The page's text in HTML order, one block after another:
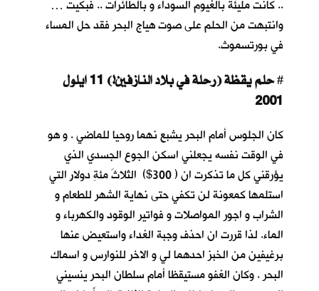
.. كانت مليئة بالغيوم السوداء و بالطائرات .. فبكيت …
وانتبهت من الحلم على صوت هياج البحر فقد حل المساء
في بورتسموث.
# حلم يقظة (رحلة في بلاد النازفين!) 11 ايلول
2001
كان الجلوس أمام البحر يشبع نهما روحيا للماضي . و هو
في الوقت نفسه يجعلني اسكن الجوع الجسدي الذي
يؤرقني كل ما تذكرت ان ( 300$) الثلاثَ مئةِ دولارٍ التي
استلمها كمعونة لن تكفي حتى نهاية الشهر للطعام و
الشراب و اجور المواصلات و فواتير الوقود والكهرباء و
الماء. لذا قررت ان احذف وجبة الغداء واستعيض عنها
برغيفين من الخبز احدهما لي و الاخر للنوارس و اسماك
البحر . وكان الغفو مستيقظا أمام سلطان البحر ينسيني